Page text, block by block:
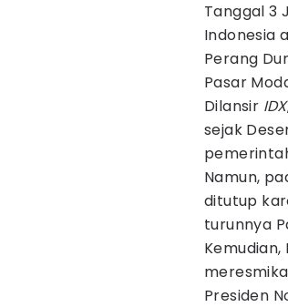
Tanggal 3
Indonesia
Perang
Pasar
Dilansir IDX
sejak
Namun,
ditutup
turunnya
Kemudian,
Presiden